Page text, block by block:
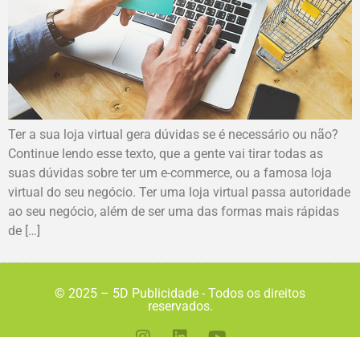
Ter a sua loja virtual gera dúvidas se é necessário ou não?
Continue lendo esse texto, que a gente vai tirar todas as
suas dúvidas sobre ter um e-commerce, ou a famosa loja
virtual do seu negócio. Ter uma loja virtual passa autoridade
ao seu negócio, além de ser uma das formas mais rápidas
de […]
© 2025 – 5D Publicidade - Todos os direitos
reservados.